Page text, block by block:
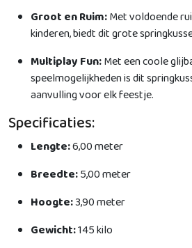
Groot en Ruim:Met voldoende
kinderen, biedt dit grote
Multiplay Fun:Met een coole
speelmogelijkheden is dit
aanvulling voor elk feestje.
Specificaties:
Lengte:6,00 meter
Breedte:5,00 meter
Hoogte:3,90 meter
Gewicht:145 kilo